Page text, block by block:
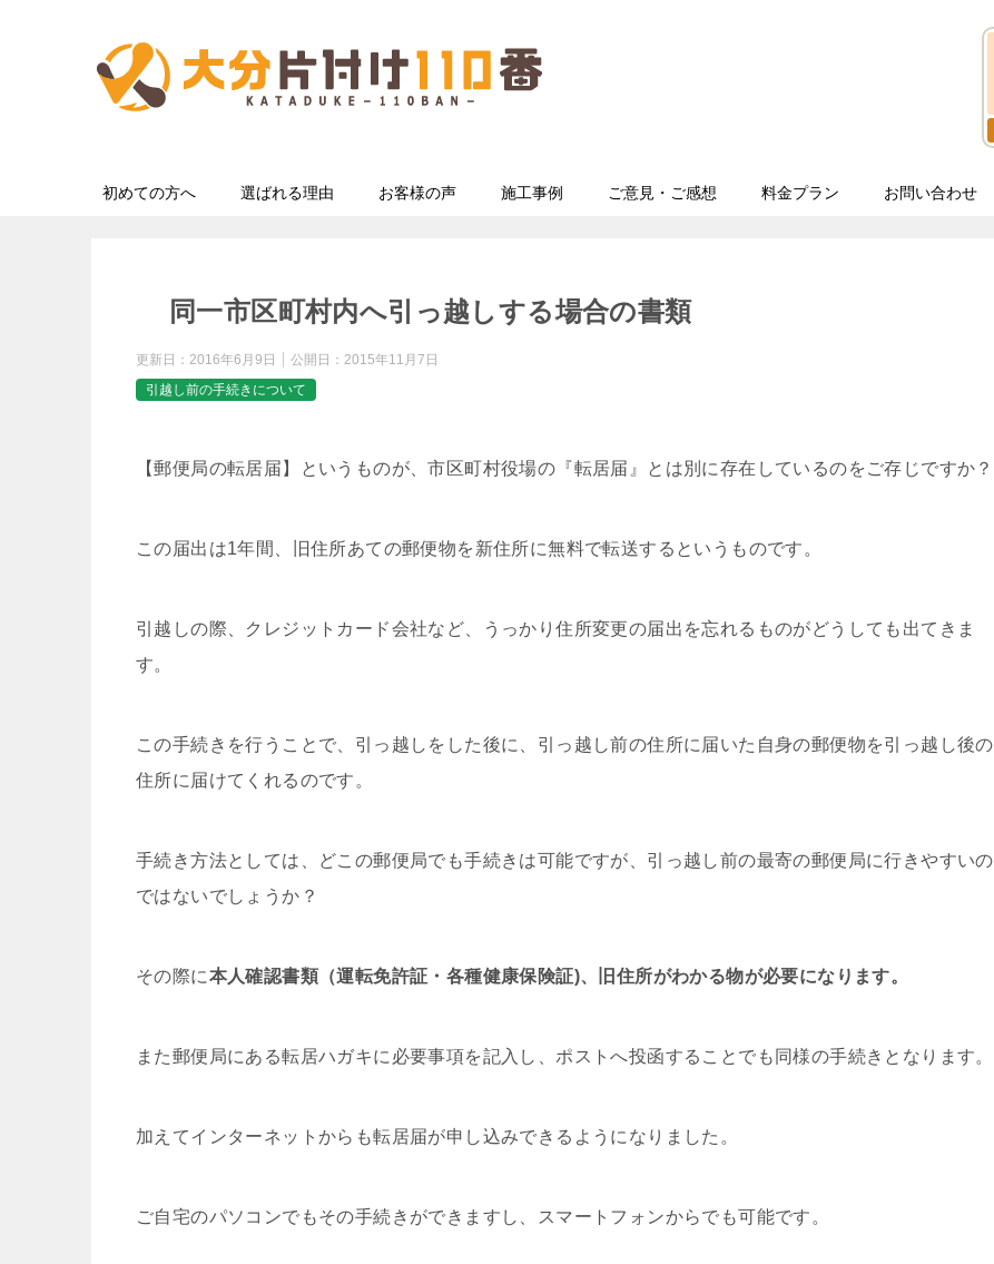
初めての方へ 選ばれる理由 お客様の声 施工事例 ご意見・ご感想 料金プラン お問い合わせ
同一市区町村内へ引っ越しする場合の書類
更新日： 2016年6月9日 公開日： 2015年11月7日
引越し前の手続きについて
【郵便局の転居届】というものが、市区町村役場の『転居届』とは別に存在しているのをご存じですか？
この届出は1年間、旧住所あての郵便物を新住所に無料で転送するというものです。
引越しの際、クレジットカード会社など、うっかり住所変更の届出を忘れるものがどうしても出てきま
す。
この手続きを行うことで、引っ越しをした後に、引っ越し前の住所に届いた自身の郵便物を引っ越し後の
住所に届けてくれるのです。
手続き方法としては、どこの郵便局でも手続きは可能ですが、引っ越し前の最寄の郵便局に行きやすいの
ではないでしょうか？
その際に本人確認書類（運転免許証・各種健康保険証)、旧住所がわかる物が必要になります。
また郵便局にある転居ハガキに必要事項を記入し、ポストへ投函することでも同様の手続きとなります。
加えてインターネットからも転居届が申し込みできるようになりました。
ご自宅のパソコンでもその手続きができますし、スマートフォンからでも可能です。